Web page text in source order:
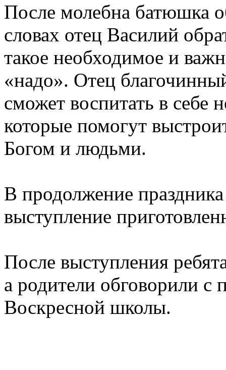
После молебна батюшка
словах отец Василий
такое необходимое и
«надо». Отец
сможет воспитать в себе
которые помогут
Богом и людьми.
В продолжение
выступление
После выступления
а родители обговорили с
Воскресной школы.